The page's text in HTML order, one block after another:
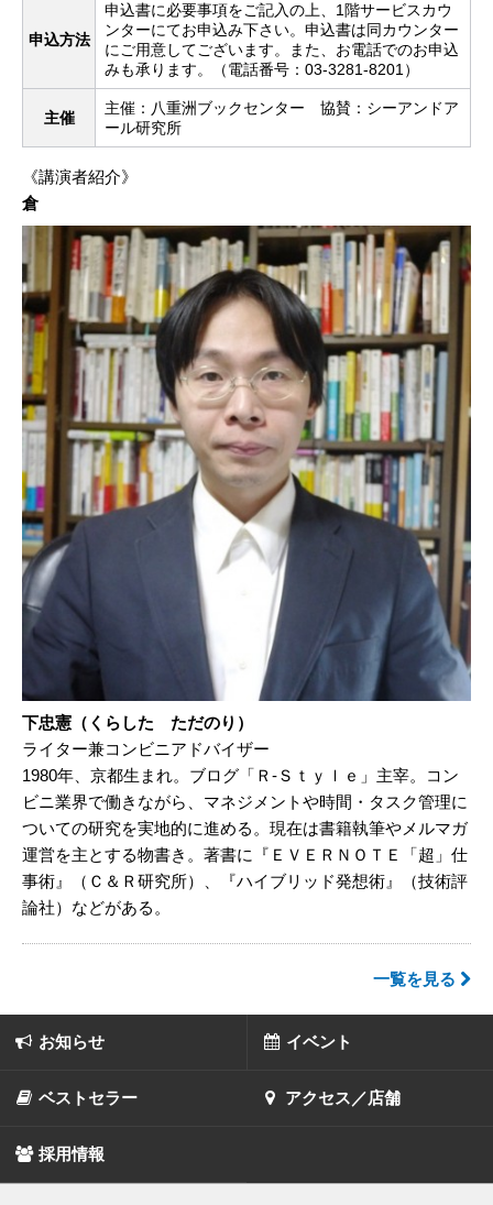
申込方法
申込書に必要事項をご記入の上、1階サービスカウ
ンターにてお申込み下さい。申込書は同カウンター
にご用意してございます。また、お電話でのお申込
みも承ります。（電話番号：03-3281-8201）
主催
主催：八重洲ブックセンター 協賛：シーアンドア
ール研究所
《講演者紹介》
倉
下忠憲（くらした ただのり）
ライター兼コンビニアドバイザー
1980年、京都生まれ。ブログ「Ｒ‐Ｓｔｙｌｅ」主宰。コン
ビニ業界で働きながら、マネジメントや時間・タスク管理に
ついての研究を実地的に進める。現在は書籍執筆やメルマガ
運営を主とする物書き。著書に『ＥＶＥＲＮＯＴＥ「超」仕
事術』（Ｃ＆Ｒ研究所）、『ハイブリッド発想術』（技術評
論社）などがある。
一覧を見る
お知らせ イベント
ベストセラー アクセス／店舗
採用情報